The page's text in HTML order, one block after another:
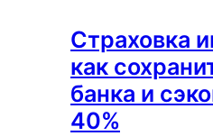
Страховка
как
банка и
40%